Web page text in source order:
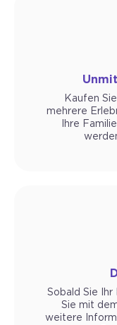
Kaufen
mehrere
Ihre
Sobald Sie Ihr
Sie mit
weitere